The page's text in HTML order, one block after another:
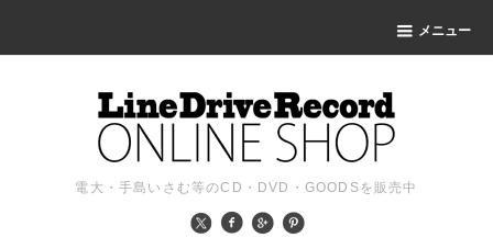
メニュー
電大・手島いさむ等のCD・DVD・GOODSを販売中